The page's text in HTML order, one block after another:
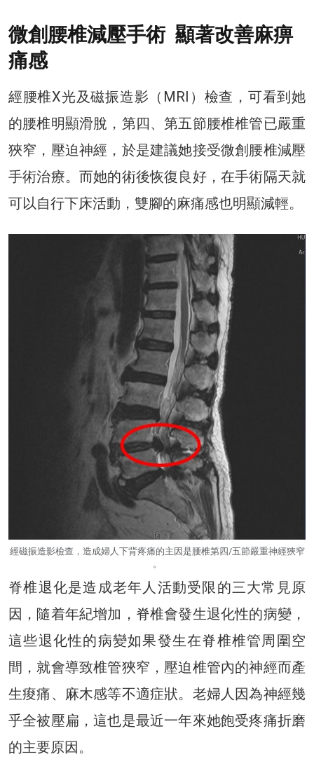
微創腰椎減壓手術 顯著改善麻痹
痛感
經腰椎X光及磁振造影（MRI）檢查，可看到她
的腰椎明顯滑脫，第四、第五節腰椎椎管已嚴重
狹窄，壓迫神經，於是建議她接受微創腰椎減壓
手術治療。而她的術後恢復良好，在手術隔天就
可以自行下床活動，雙腳的麻痛感也明顯減輕。
經磁振造影檢查，造成婦人下背疼痛的主因是腰椎第四/五節嚴重神經狹窄
。
脊椎退化是造成老年人活動受限的三大常見原
因，隨着年紀增加，脊椎會發生退化性的病變，
這些退化性的病變如果發生在脊椎椎管周圍空
間，就會導致椎管狹窄，壓迫椎管內的神經而產
生痠痛、麻木感等不適症狀。老婦人因為神經幾
乎全被壓扁，這也是最近一年來她飽受疼痛折磨
的主要原因。